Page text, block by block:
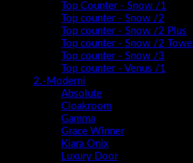
Top Counter - Snow /1
Top counter - Snow /2
Top counter - Snow /2 Plus
Top counter - Snow /2 Towel
Top counter - Snow /3
Top counter - Venus /1
2.-Moderni
Absolute
Cloakroom
Gamma
Grace Winner
Kiara Onix
Luxury Door